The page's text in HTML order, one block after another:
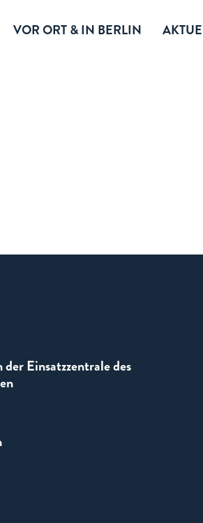
VOR ORT & IN BERLIN
Einsatzzentrale des